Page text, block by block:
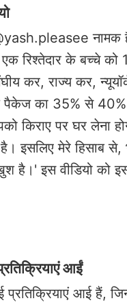
एक रिश्तेदार के बच्चे
कर, राज्य कर,
का 35% से 40%
किराए पर घर
इसलिए मेरे हिसाब
है।' इस वीडियो को
आईं
प्रतिक्रियाएं आई हैं,